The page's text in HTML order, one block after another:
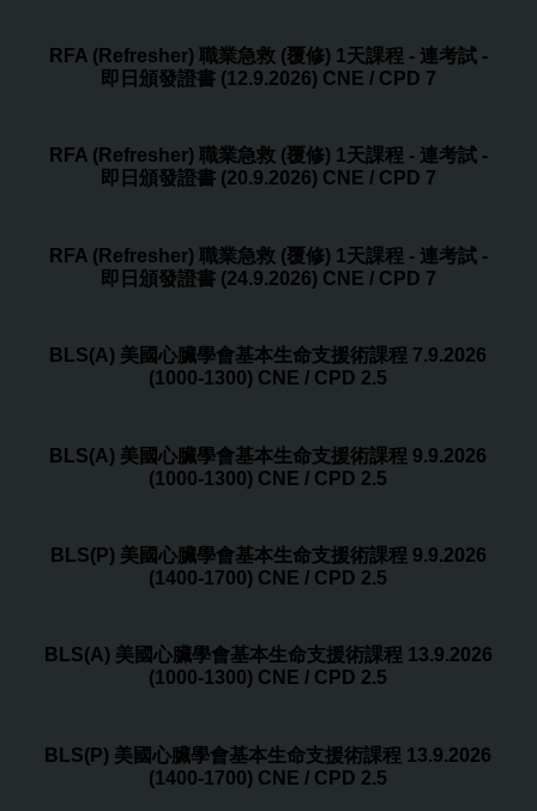
RFA (Refresher) 職業急救 (覆修) 1天課程 - 連考試 -
即日頒發證書 (12.9.2026) CNE / CPD 7
RFA (Refresher) 職業急救 (覆修) 1天課程 - 連考試 -
即日頒發證書 (20.9.2026) CNE / CPD 7
RFA (Refresher) 職業急救 (覆修) 1天課程 - 連考試 -
即日頒發證書 (24.9.2026) CNE / CPD 7
BLS(A) 美國心臟學會基本生命支援術課程 7.9.2026
(1000-1300) CNE / CPD 2.5
BLS(A) 美國心臟學會基本生命支援術課程 9.9.2026
(1000-1300) CNE / CPD 2.5
BLS(P) 美國心臟學會基本生命支援術課程 9.9.2026
(1400-1700) CNE / CPD 2.5
BLS(A) 美國心臟學會基本生命支援術課程 13.9.2026
(1000-1300) CNE / CPD 2.5
BLS(P) 美國心臟學會基本生命支援術課程 13.9.2026
(1400-1700) CNE / CPD 2.5